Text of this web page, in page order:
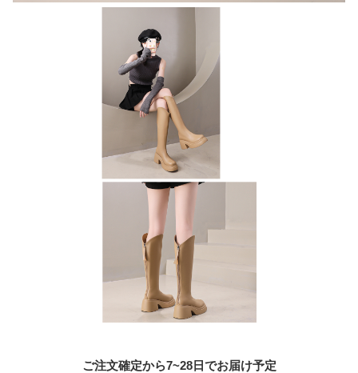
ご注文確定から7~28日でお届け予定